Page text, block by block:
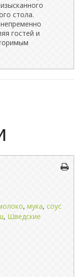
стола.
гостей и
, мука, соус
, Шведские